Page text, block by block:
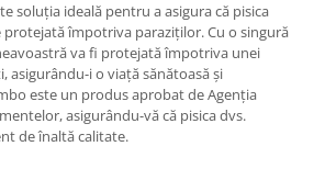
soluția ideală pentru a asigura că pisica
împotriva paraziților. Cu o singură
va fi protejată împotriva unei
asigurându-i o viață sănătoasă și
este un produs aprobat de Agenția
asigurându-vă că pisica dvs.
de înaltă calitate.